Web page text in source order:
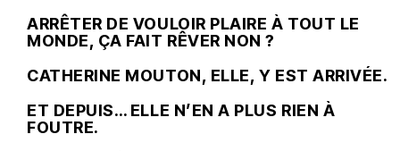
ARRÊTER DE VOULOIR PLAIRE À TOUT LE
MONDE, ÇA FAIT RÊVER NON ?
CATHERINE MOUTON, ELLE, Y EST ARRIVÉE.
ET DEPUIS… ELLE N’EN A PLUS RIEN À
FOUTRE.